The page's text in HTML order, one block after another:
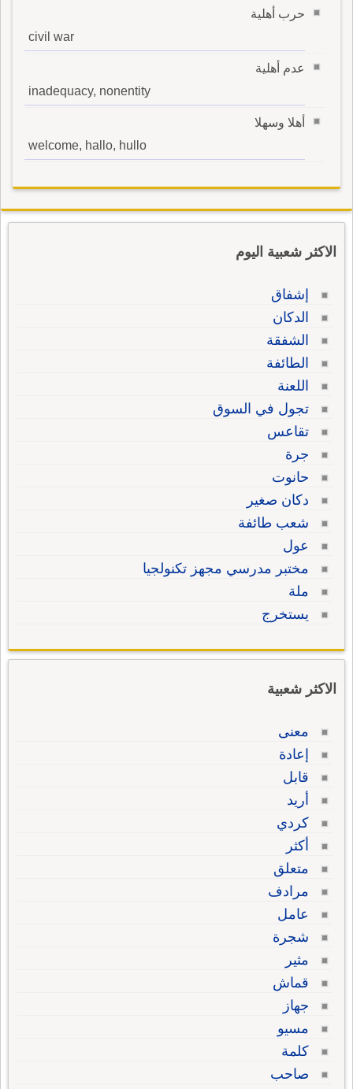
حرب أهلية
civil war
عدم أهلية
inadequacy, nonentity
أهلا وسهلا
welcome, hallo, hullo
الاكثر شعبية اليوم
إشفاق
الدكان
الشفقة
الطائفة
اللعنة
تجول في السوق
تقاعس
جرة
حانوت
دكان صغير
شعب طائفة
عول
مختبر مدرسي مجهز تكنولجيا
ملة
يستخرج
الاكثر شعبية
معنى
إعادة
قابل
أريد
كردي
أكثر
متعلق
مرادف
عامل
شجرة
مثير
قماش
جهاز
مسيو
كلمة
صاحب